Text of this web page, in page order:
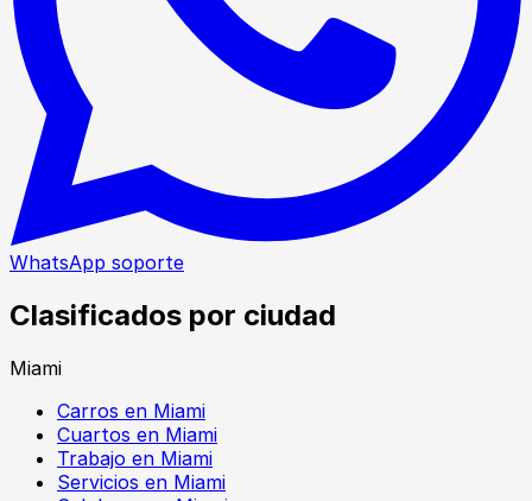
WhatsApp soporte
Clasificados por ciudad
Miami
Carros en Miami
Cuartos en Miami
Trabajo en Miami
Servicios en Miami